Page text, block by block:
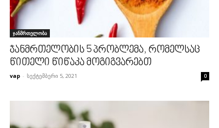
ჯანმრთელობა
ჯანმრთელობის 5 პრობლემა, რომელსაც
წითელი წიწაკა მოგიგვარებთ
vap - სექტემბერი 5, 2021 0